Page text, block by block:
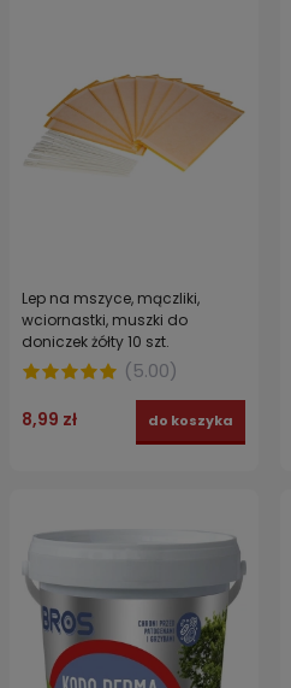
Lep na mszyce, mączliki,
wciornastki, muszki do
doniczek żółty 10 szt.
(5.00)
8,99 zł do koszyka